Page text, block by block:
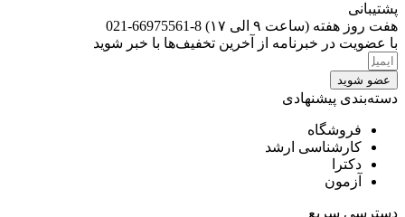
پشتیبانی
هفت روز هفته (ساعت ۹ الی ۱۷) 8-66975561-021
با عضویت در خبرنامه از آخرین تخفیف‌ها با خبر شوید
عضو شوید
دسته‌بندی پیشنهادی
فروشگاه
کارشناسی ارشد
دکترا
آزمون
دسترسی سریع